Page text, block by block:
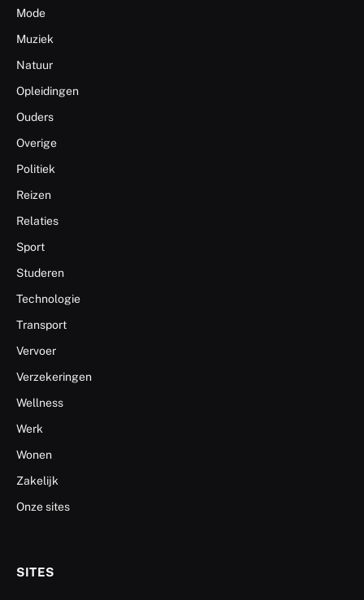
Mode
Muziek
Natuur
Opleidingen
Ouders
Overige
Politiek
Reizen
Relaties
Sport
Studeren
Technologie
Transport
Vervoer
Verzekeringen
Wellness
Werk
Wonen
Zakelijk
Onze sites
SITES